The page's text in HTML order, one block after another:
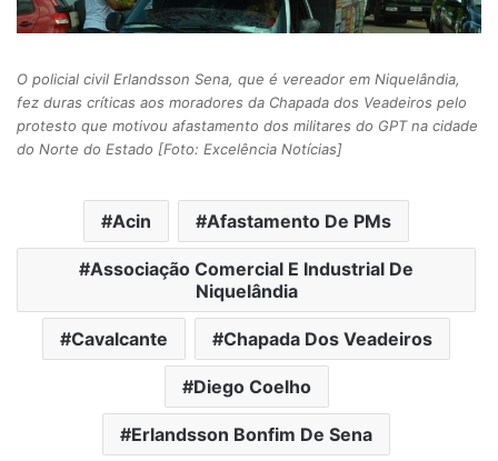
O policial civil Erlandsson Sena, que é vereador em Niquelândia,
fez duras críticas aos moradores da Chapada dos Veadeiros pelo
protesto que motivou afastamento dos militares do GPT na cidade
do Norte do Estado [Foto: Excelência Notícias]
Acin Afastamento De PMs
Associação Comercial E Industrial De
Niquelândia
Cavalcante Chapada Dos Veadeiros
Diego Coelho
Erlandsson Bonfim De Sena